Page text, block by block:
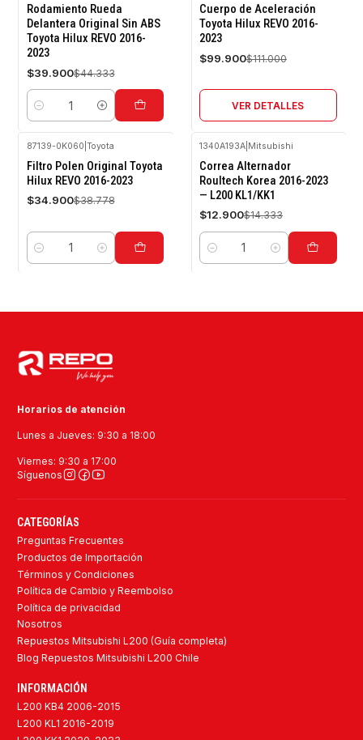
-10%
OFF
Rodamiento Rueda
Delantera Original Sin ABS
Toyota Hilux REVO 2016-
2023
$39.900$44.333
Cantidad
-10%
OFF
Agotado
Cuerpo de Aceleración
Toyota Hilux REVO 2016-
2023
$99.900$111.000
VER DETALLES
-10%
OFF
87139-0K060 Toyota
Filtro Polen Original Toyota
Hilux REVO 2016-2023
$34.900$38.778
Cantidad
-10%
OFF
1340A193A Mitsubishi
Correa Alternador
Roultech Korea 2016-2023
— L200 KL1/KK1
$12.900$14.333
Cantidad
Horarios de atención
Lunes a Jueves: 9:30 a 18:00
Viernes: 9:30 a 17:00
Síguenos
CATEGORÍAS
Preguntas Frecuentes
Productos de Importación
Términos y Condiciones
Política de Cambio y Reembolso
Política de privacidad
Nosotros
Repuestos Mitsubishi L200 (Guía completa)
Blog Repuestos Mitsubishi L200 Chile
INFORMACIÓN
L200 KB4 2006-2015
L200 KL1 2016-2019